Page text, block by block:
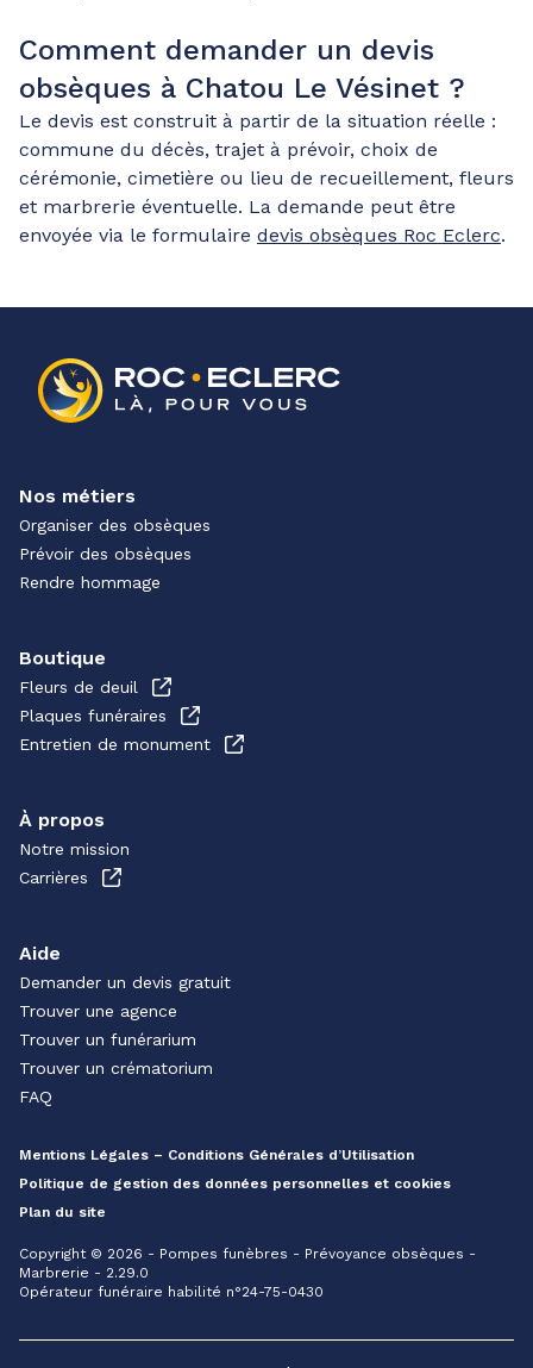
Comment demander un devis
obsèques à Chatou Le Vésinet ?
Le devis est construit à partir de la situation réelle :
commune du décès, trajet à prévoir, choix de
cérémonie, cimetière ou lieu de recueillement, fleurs
et marbrerie éventuelle. La demande peut être
envoyée via le formulaire devis obsèques Roc Eclerc.
Nos métiers
Organiser des obsèques
Prévoir des obsèques
Rendre hommage
Boutique
Fleurs de deuil
Plaques funéraires
Entretien de monument
À propos
Notre mission
Carrières
Aide
Demander un devis gratuit
Trouver une agence
Trouver un funérarium
Trouver un crématorium
FAQ
Mentions Légales – Conditions Générales d’Utilisation
Politique de gestion des données personnelles et cookies
Plan du site
Copyright © 2026 - Pompes funèbres - Prévoyance obsèques -
Marbrerie - 2.29.0
Opérateur funéraire habilité n°24-75-0430